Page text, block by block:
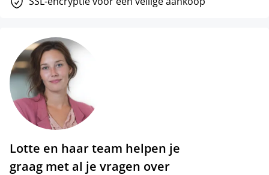
Lotte en haar team helpen je
graag met al je vragen over